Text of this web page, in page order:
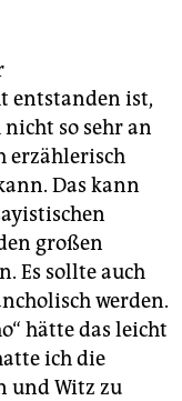
entstanden ist,
nicht so sehr an
erzählerisch
Das kann
großen
Es sollte auch
werden.
hätte das leicht
ich die
und Witz zu